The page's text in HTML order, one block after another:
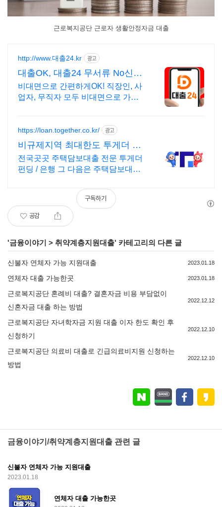
근로복지공단 근로자 생활안정자금 대출
http://www.대출24.kr 광고
대출OK, 대출24 무서류 No신용
대출가능!
비대면으로 간편하게OK! 직장인, 사
업자, 무직자 모두 비대면으로 가능
https://loan.together.co.kr/ 광고
비규제지역 최대한도 투게더 처
음부터 끝까지 비대면 진행
전국곳곳 주택담보대출 전문 투게더
펀딩 / 은행 그 다음은 주택담보대출
공감
구독하기
'금융이야기 > 취약계층지원대출' 카테고리의 다른 글
신불자 연체자 가능 지원대출 2023.01.18
연체자 대출 가능한곳 2023.01.18
근로복지공단 혼례비 대출? 결혼자금 비용 부담없이
신혼자금 대출 하는 방법
2022.12.12
근로복지공단 자녀학자금 지원 대출 이자 한도 확인 후
신청하기
2022.12.10
근로복지공단 의료비 대출로 긴급의료비지원 신청하는
방법
2022.12.10
금융이야기/취약계층지원대출 관련 글
신불자 연체자 가능 지원대출
2023.01.18
연체자 대출 가능한곳